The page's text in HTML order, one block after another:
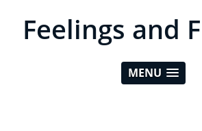
Feelings and
MENU